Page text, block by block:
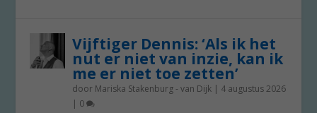
Vijftiger Dennis: ‘Als ik het
nut er niet van inzie, kan ik
me er niet toe zetten’
door Mariska Stakenburg - van Dijk | 4 augustus 2026
| 0